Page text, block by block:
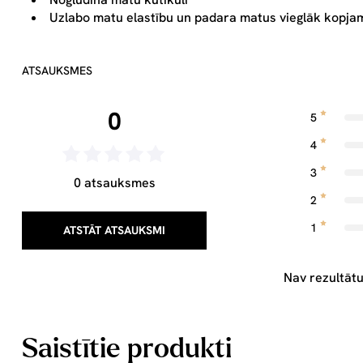
Uzlabo matu elastību un padara matus vieglāk
ATSAUKSMES
0
0 atsauksmes
ATSTĀT ATSAUKSMI
5
4
3
2
1
Nav
Saistītie produkti